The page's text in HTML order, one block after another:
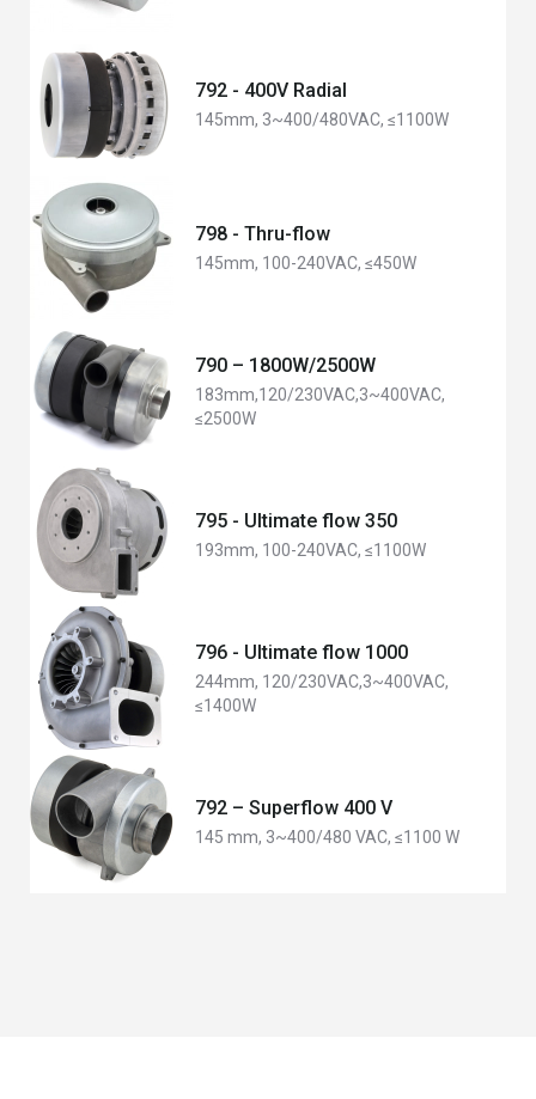
792 - 400V Radial
145mm, 3~400/480VAC, ≤1100W
798 - Thru-flow
145mm, 100-240VAC, ≤450W
790 – 1800W/2500W
183mm,120/230VAC,3~400VAC,
≤2500W
795 - Ultimate flow 350
193mm, 100-240VAC, ≤1100W
796 - Ultimate flow 1000
244mm, 120/230VAC,3~400VAC,
≤1400W
792 – Superflow 400 V
145 mm, 3~400/480 VAC, ≤1100 W